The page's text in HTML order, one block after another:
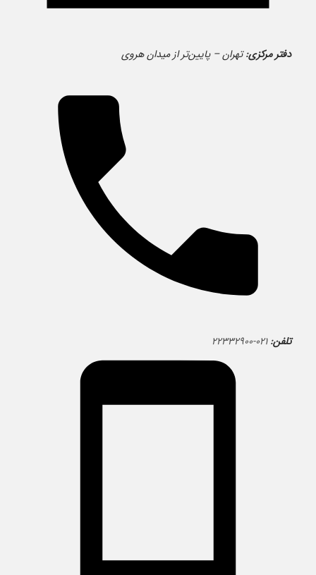
دفتر مرکزی:تهران – پایین‌تر از میدان هروی
تلفن: ۰۲۱-۲۲۳۳۲۹۰۰